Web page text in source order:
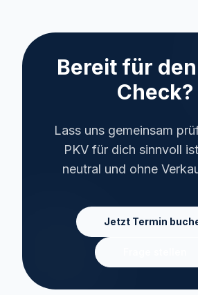
Bereit für
Check?
Lass uns gemeinsam
PKV für dich sinnvoll
neutral und ohne
Jetzt Termin